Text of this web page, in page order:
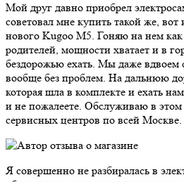
Мой друг давно приобрел
советовал мне купить такой же, вот
нового Kugoo M5. Гоняю на нем как
родителей, мощности хватает и в
бездорожью ехать. Мы даже вдвоем
вообще без проблем. На дальнюю
которая шла в комплекте и ехать
и не пожалеете. Обслуживаю в
сервисных центров по всей Москве.
Я совершенно не разбиралась в